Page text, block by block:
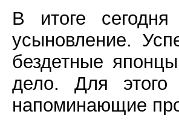
В итоге
усыновление.
бездетные
дело. Для этого
напоминающие